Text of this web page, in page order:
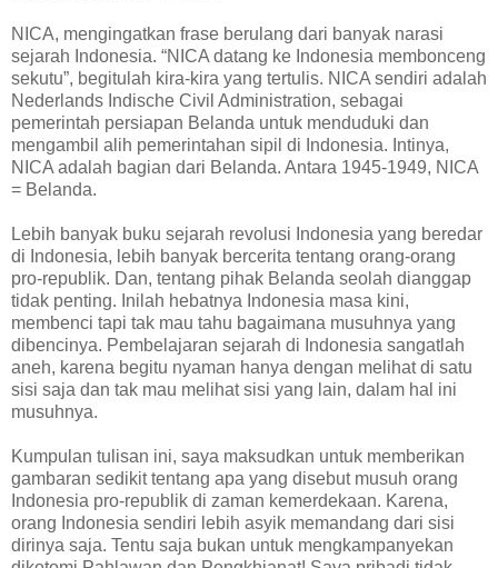
NICA, mengingatkan frase berulang dari banyak narasi
sejarah Indonesia. “NICA datang ke Indonesia membonceng
sekutu”, begitulah kira-kira yang tertulis. NICA sendiri adalah
Nederlands Indische Civil Administration, sebagai
pemerintah persiapan Belanda untuk menduduki dan
mengambil alih pemerintahan sipil di Indonesia. Intinya,
NICA adalah bagian dari Belanda. Antara 1945-1949, NICA
= Belanda.
Lebih banyak buku sejarah revolusi Indonesia yang beredar
di Indonesia, lebih banyak bercerita tentang orang-orang
pro-republik. Dan, tentang pihak Belanda seolah dianggap
tidak penting. Inilah hebatnya Indonesia masa kini,
membenci tapi tak mau tahu bagaimana musuhnya yang
dibencinya. Pembelajaran sejarah di Indonesia sangatlah
aneh, karena begitu nyaman hanya dengan melihat di satu
sisi saja dan tak mau melihat sisi yang lain, dalam hal ini
musuhnya.
Kumpulan tulisan ini, saya maksudkan untuk memberikan
gambaran sedikit tentang apa yang disebut musuh orang
Indonesia pro-republik di zaman kemerdekaan. Karena,
orang Indonesia sendiri lebih asyik memandang dari sisi
dirinya saja. Tentu saja bukan untuk mengkampanyekan